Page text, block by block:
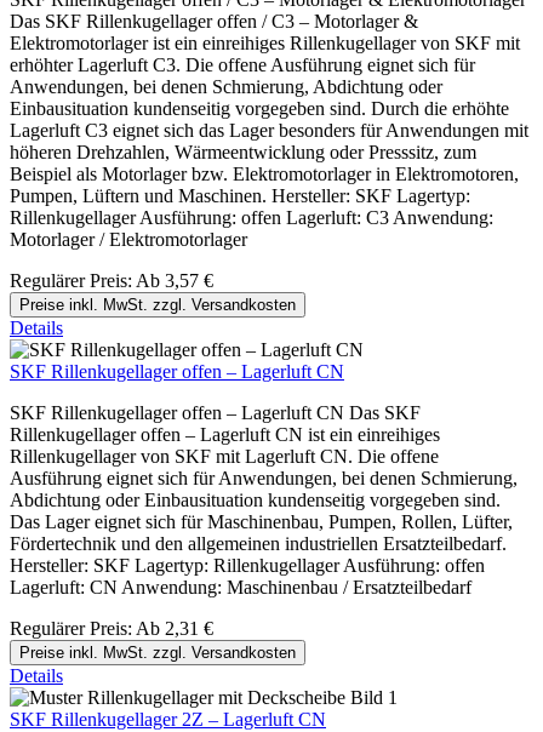
Das SKF Rillenkugellager offen / C3 – Motorlager &
Elektromotorlager ist ein einreihiges Rillenkugellager von SKF mit
erhöhter Lagerluft C3. Die offene Ausführung eignet sich für
Anwendungen, bei denen Schmierung, Abdichtung oder
Einbausituation kundenseitig vorgegeben sind. Durch die erhöhte
Lagerluft C3 eignet sich das Lager besonders für Anwendungen mit
höheren Drehzahlen, Wärmeentwicklung oder Presssitz, zum
Beispiel als Motorlager bzw. Elektromotorlager in Elektromotoren,
Pumpen, Lüftern und Maschinen. Hersteller: SKF Lagertyp:
Rillenkugellager Ausführung: offen Lagerluft: C3 Anwendung:
Motorlager / Elektromotorlager
Regulärer Preis: Ab 3,57 €
Preise inkl. MwSt. zzgl. Versandkosten
Details
SKF Rillenkugellager offen – Lagerluft CN
SKF Rillenkugellager offen – Lagerluft CN Das SKF
Rillenkugellager offen – Lagerluft CN ist ein einreihiges
Rillenkugellager von SKF mit Lagerluft CN. Die offene
Ausführung eignet sich für Anwendungen, bei denen Schmierung,
Abdichtung oder Einbausituation kundenseitig vorgegeben sind.
Das Lager eignet sich für Maschinenbau, Pumpen, Rollen, Lüfter,
Fördertechnik und den allgemeinen industriellen Ersatzteilbedarf.
Hersteller: SKF Lagertyp: Rillenkugellager Ausführung: offen
Lagerluft: CN Anwendung: Maschinenbau / Ersatzteilbedarf
Regulärer Preis: Ab 2,31 €
Preise inkl. MwSt. zzgl. Versandkosten
Details
SKF Rillenkugellager 2Z – Lagerluft CN